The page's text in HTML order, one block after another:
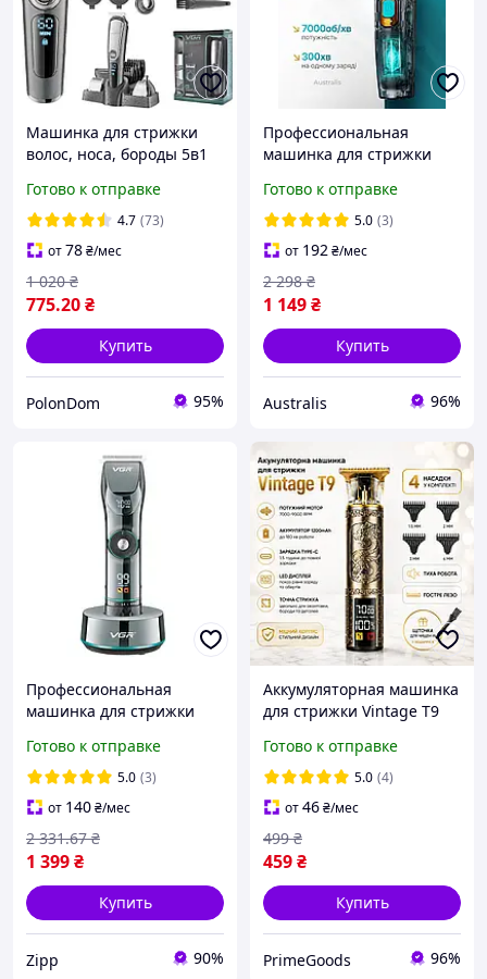
Машинка для стрижки
волос, носа, бороды 5в1
Беспроводная
электробритва /
Универсальный триммер
Готово к отправке
4.7 (73)
от78₴/мес
775.20₴
1 020 ₴
Купить
PolonDom 95%
Профессиональная
машинка для стрижки
насадками и
регулировкой длины,
аккумуляторная машинка
для стрижки VGR
Готово к отправке
5.0 (3)
от 192₴/мес
1 149₴
2 298 ₴
Купить
Australis 96%
Профессиональная
машинка для стрижки
256)
Готово к отправке
5.0 (3)
от 140₴/мес
1 399₴
2 331.67 ₴
Купить
Zipp 90%
Аккумуляторная машинка
для стрижки Vintage T9
для мужчин
Готово к отправке
5.0 (4)
от46₴/мес
459₴
499 ₴
Купить
PrimeGoods 96%